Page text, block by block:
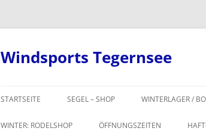
Windsports Tegernsee
STARTSEITE SEGEL – SHOP WINTERLAGER /
WINTER: RODELSHOP ÖFFNUNGSZEITEN